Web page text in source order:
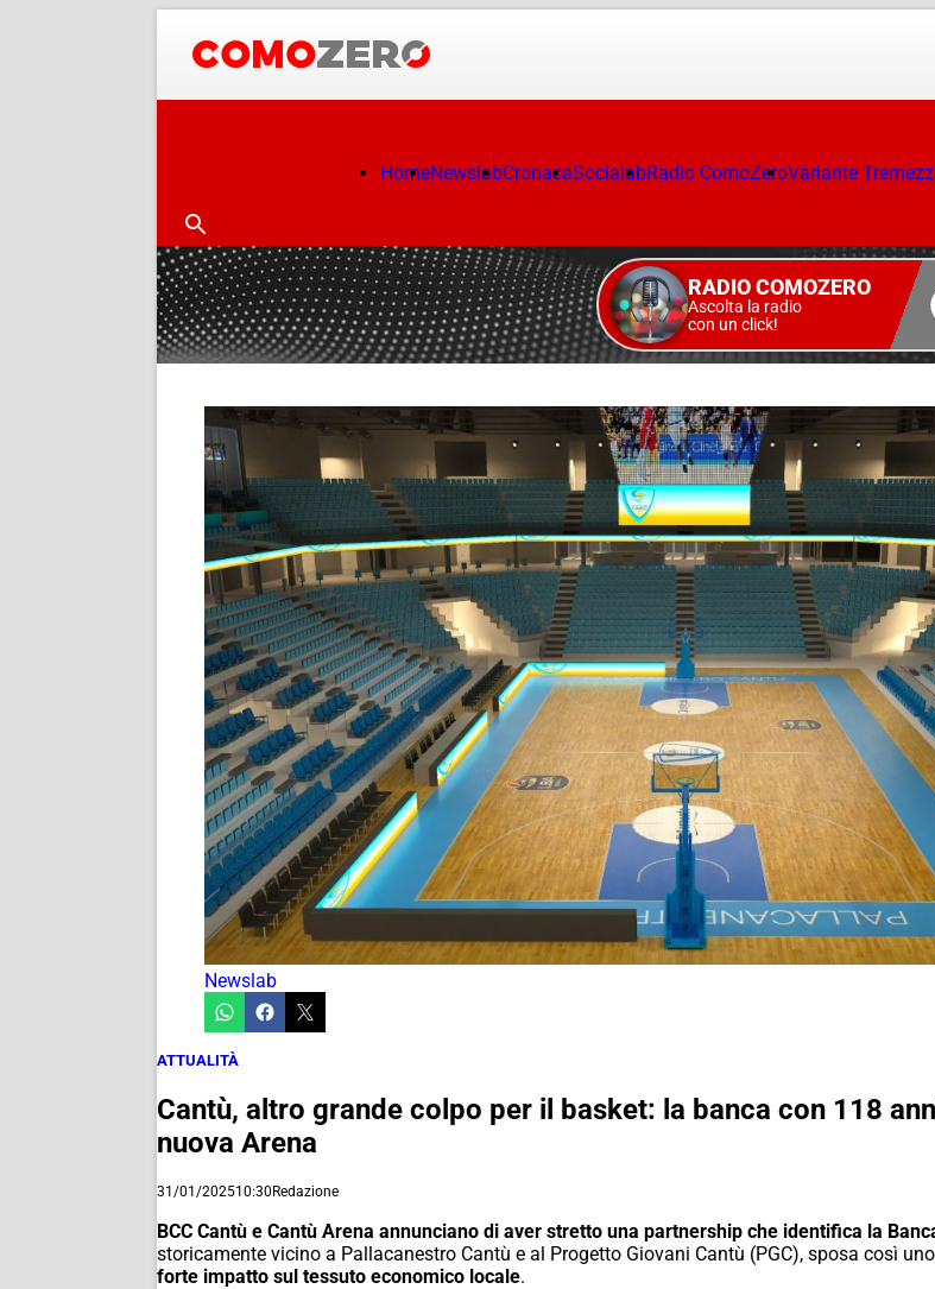
HomeNewslabCronacaSocialabRadio ComoZeroVariante
RADIO COMOZERO
Ascolta la radio
con un click!
Newslab
ATTUALITÀ
Cantù, altro grande colpo per il basket: la banca con 118
nuova Arena
31/01/202510:30Redazione
BCC Cantù e Cantù Arena annunciano di aver stretto una partnership che identifica la
storicamente vicino a Pallacanestro Cantù e al Progetto Giovani Cantù (PGC), sposa così
forte impatto sul tessuto economico locale.